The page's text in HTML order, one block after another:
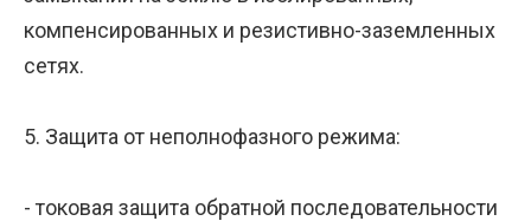
компенсированных и резистивно-заземленных
сетях.
5. Защита от неполнофазного режима:
- токовая защита обратной последовательности